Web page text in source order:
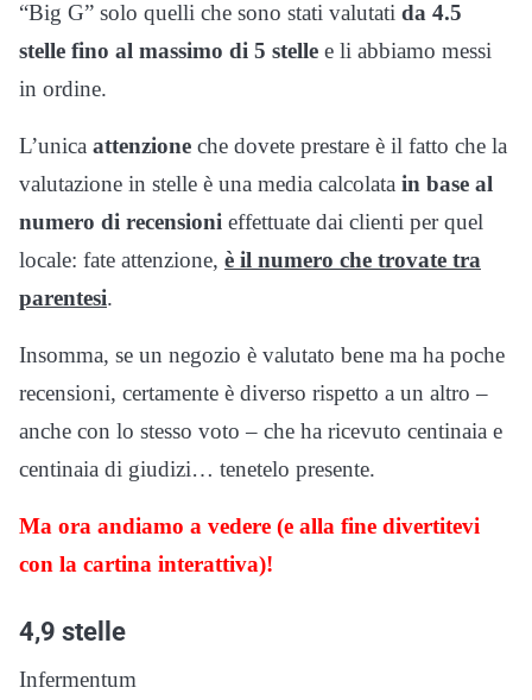
“Big G” solo quelli che sono stati valutati da 4.5
stelle fino al massimo di 5 stelle e li abbiamo messi
in ordine.
L’unica attenzione che dovete prestare è il fatto che la
valutazione in stelle è una media calcolata in base al
numero di recensioni effettuate dai clienti per quel
locale: fate attenzione, è il numero che trovate tra
parentesi.
Insomma, se un negozio è valutato bene ma ha poche
recensioni, certamente è diverso rispetto a un altro –
anche con lo stesso voto – che ha ricevuto centinaia e
centinaia di giudizi… tenetelo presente.
Ma ora andiamo a vedere (e alla fine divertitevi
con la cartina interattiva)!
4,9 stelle
Infermentum